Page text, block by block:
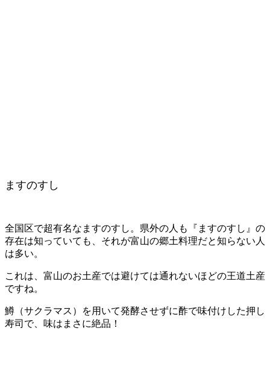
ますのすし
全国区で超有名なますのすし。県外の人も『ますのすし』の
存在は知っていても、それが富山の郷土料理だと知らない人
は多い。
これは、富山のお土産では避けては通れないほどの王道土産
ですね。
鱒（サクラマス）を用いて発酵させずに酢で味付けした押し
寿司で、味はまさに絶品！